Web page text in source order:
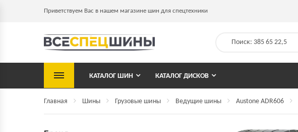
Приветствуем Вас в нашем магазине шин для спецтехники
КАТАЛОГ ШИН КАТАЛОГ ДИСКОВ
Главная Шины Грузовые шины Ведущие шины Austone ADR606